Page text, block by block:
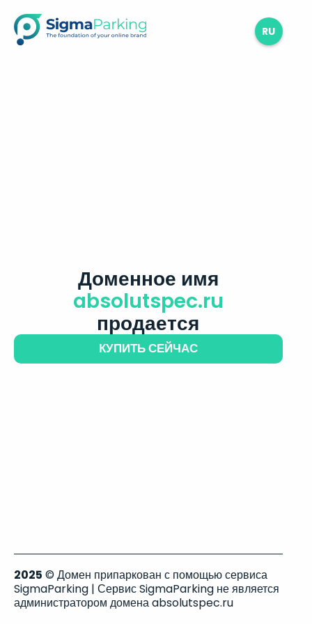
RU
Доменное имя
absolutspec.ru
продается
КУПИТЬ СЕЙЧАС
2025 © Домен припаркован с помощью сервиса
SigmaParking | Сервис SigmaParking не является
администратором домена absolutspec.ru